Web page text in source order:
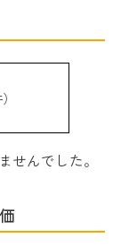
せんでした。